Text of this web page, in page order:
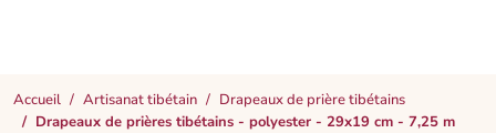
Accueil Artisanat tibétain
Drapeaux de prière tibétains
Drapeaux de prières tibétains - polyester - 29x19 cm - 7,25 m